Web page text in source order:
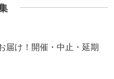
届け！開催・中止・延期